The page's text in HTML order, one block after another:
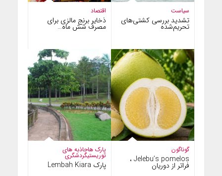
اقتصاد
ذخایر برنج مالزی برای
مصرف شش ماه…
سیاست
تشدید بررسی کشتی‌های
تحریم‌شده
پارک هاجاذبه های
توریستیگردشگری
پارک Lembah Kiara
گوناگون
Jelebu’s pomelos ،
فراتر از دوریان